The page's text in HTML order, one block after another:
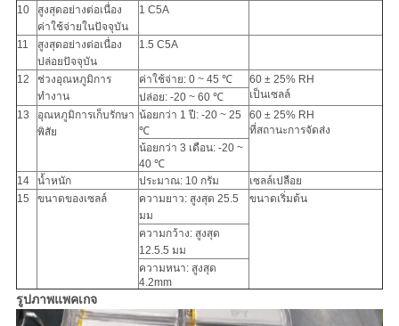
10
สูงสุดอย่างต่อเนื่อง
ค่าใช้จ่ายในปัจจุบัน
1 C5A
11
สูงสุดอย่างต่อเนื่อง
ปล่อยปัจจุบัน
1.5 C5A
12
ช่วงอุณหภูมิการ
ทำงาน
ค่าใช้จ่าย: 0 ~ 45 ℃
60 ± 25% RH
เป็นเซลล์
ปล่อย: -20 ~ 60 ℃
13
อุณหภูมิการเก็บรักษา
พิสัย
น้อยกว่า 1 ปี: -20 ~ 25
℃
60 ± 25% RH
ที่สถานะการจัดส่ง
น้อยกว่า 3 เดือน: -20 ~
40 ℃
14
น้ำหนัก ประมาณ: 10 กรัม
เซลล์เปลือย
15
ขนาดของเซลล์
ความยาว: สูงสุด 25.5
มม
ขนาดเริ่มต้น
ความกว้าง: สูงสุด
12.5.5 มม
ความหนา: สูงสุด
4.2mm
รูปภาพแพคเกจ